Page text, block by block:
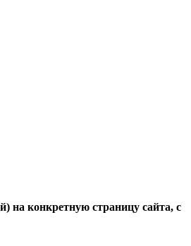
на конкретную страницу сайта, с